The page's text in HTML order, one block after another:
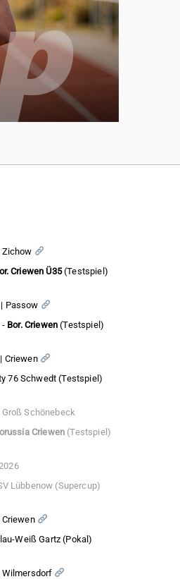
Zichow
Criewen Ü35(Testspiel)
Passow
- Bor. Criewen (Testspiel)
Criewen
76 Schwedt (Testspiel)
Groß Schönebeck
Criewen (Testspiel)
Lübbenow (Supercup)
Criewen
Weiß Gartz (Pokal)
Wilmersdorf